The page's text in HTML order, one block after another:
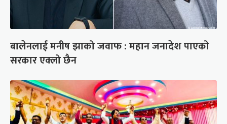
बालेनलाई मनीष झाको जवाफ : महान जनादेश पाएको
सरकार एक्लो छैन